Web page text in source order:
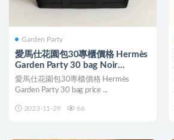
Garden Party
愛馬仕花園包30專櫃價格 Hermès
Garden Party 30 bag Noir
Negonda
愛馬仕花園包30專櫃價格 Hermès
Garden Party 30 bag price ...
2023-11-29 66